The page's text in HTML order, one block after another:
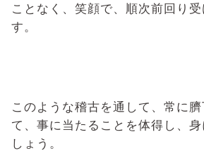
ことなく、笑顔で、順次前回り
す。
このような稽古を通して、常に
て、事に当たることを体得し、
しょう。